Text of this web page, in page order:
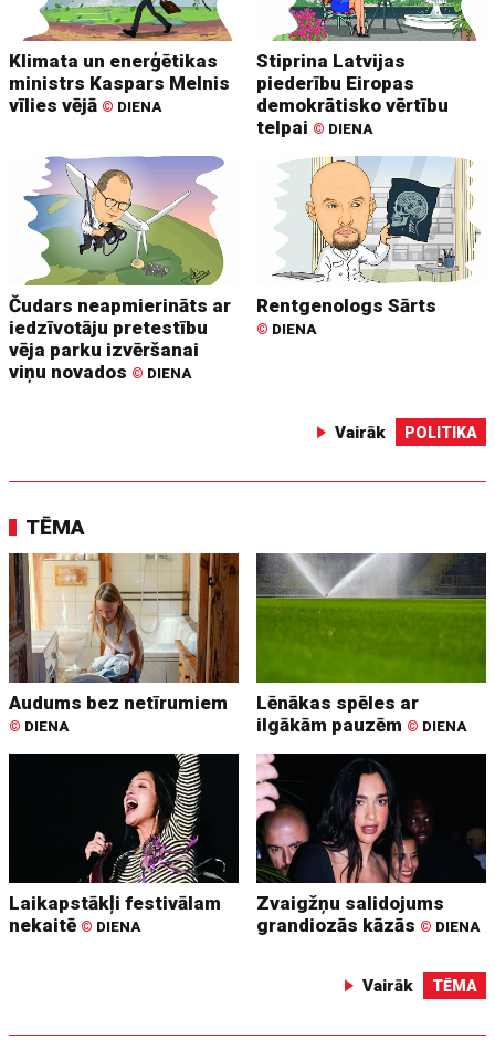
Klimata un enerģētikas
ministrs Kaspars Melnis
vīlies vējā © DIENA
Stiprina Latvijas
piederību Eiropas
demokrātisko vērtību
telpai © DIENA
Čudars neapmierināts ar
iedzīvotāju pretestību
vēja parku izvēršanai
viņu novados © DIENA
Rentgenologs Sārts
© DIENA
Vairāk POLITIKA
TĒMA
Audums bez netīrumiem
© DIENA
Lēnākas spēles ar
ilgākām pauzēm © DIENA
Laikapstākļi festivālam
nekaitē © DIENA
Zvaigžņu salidojums
grandiozās kāzās © DIENA
Vairāk TĒMA